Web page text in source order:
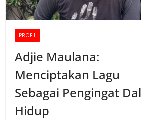
PROFIL
Adjie Maulana:
Menciptakan Lagu
Sebagai Pengingat
Hidup